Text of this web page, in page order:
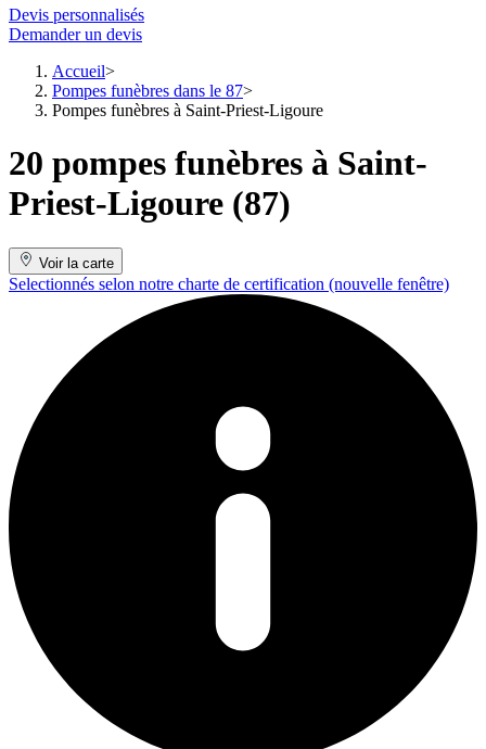
Devis personnalisés
Demander un devis
Accueil
Pompes funèbres dans le 87
Pompes funèbres à Saint-Priest-Ligoure
20 pompes funèbres à Saint-
Priest-Ligoure (87)
Voir la carte
Selectionnés selon notre charte de certification (nouvelle fenêtre)